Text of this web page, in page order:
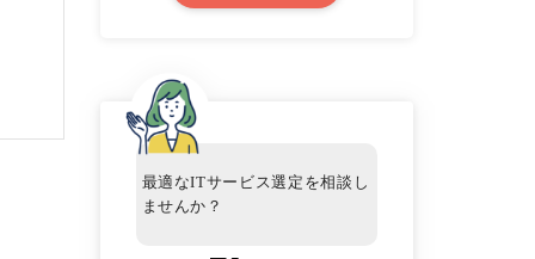
最適なITサービス選定を相談し
ませんか？